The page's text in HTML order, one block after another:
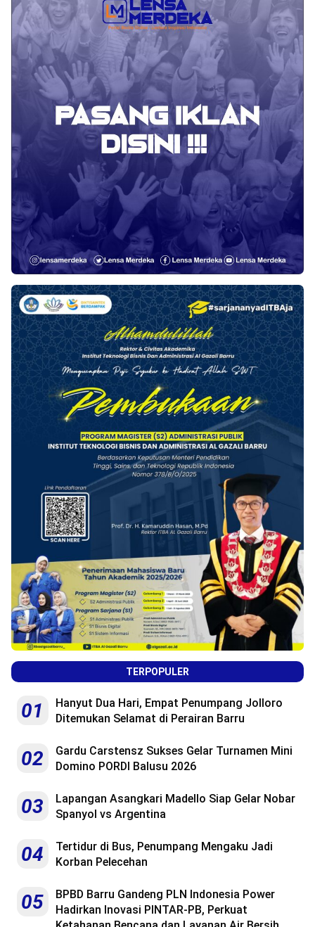
TERPOPULER
01
Hanyut Dua Hari, Empat Penumpang Jolloro
Ditemukan Selamat di Perairan Barru
02
Gardu Carstensz Sukses Gelar Turnamen Mini
Domino PORDI Balusu 2026
03
Lapangan Asangkari Madello Siap Gelar Nobar
Spanyol vs Argentina
04
Tertidur di Bus, Penumpang Mengaku Jadi
Korban Pelecehan
05
BPBD Barru Gandeng PLN Indonesia Power
Hadirkan Inovasi PINTAR-PB, Perkuat